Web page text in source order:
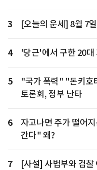
3 [오늘의 운세] 8월 7
4 '당근'에서 구한 20대
5
"국가 폭력" "돈키호
토론회, 정부 난타
6
자고나면 주가 떨어
간다" 왜?
7 [사설] 사법부와 검